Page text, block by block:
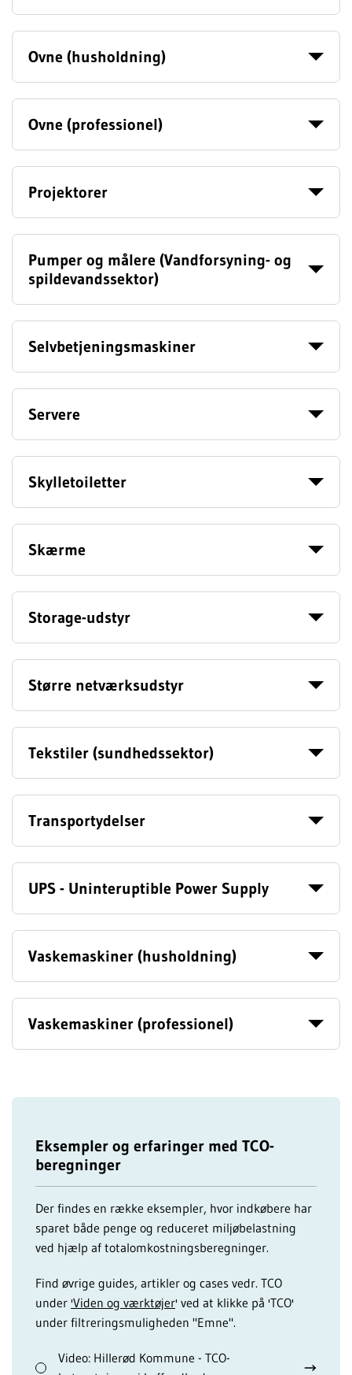
Ovne (husholdning)
Ovne (professionel)
Projektorer
Pumper og målere (Vandforsyning- og
spildevandssektor)
Selvbetjeningsmaskiner
Servere
Skylletoiletter
Skærme
Storage-udstyr
Større netværksudstyr
Tekstiler (sundhedssektor)
Transportydelser
UPS - Uninteruptible Power Supply
Vaskemaskiner (husholdning)
Vaskemaskiner (professionel)
Eksempler og erfaringer med TCO-
beregninger
Der findes en række eksempler, hvor indkøbere har
sparet både penge og reduceret miljøbelastning
ved hjælp af totalomkostningsberegninger.
Find øvrige guides, artikler og cases vedr. TCO
under 'Viden og værktøjer' ved at klikke på 'TCO'
under filtreringsmuligheden "Emne".
Video: Hillerød Kommune - TCO-